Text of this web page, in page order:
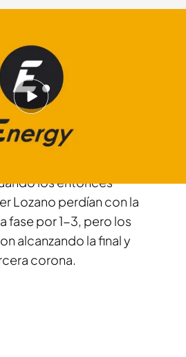
revés de España se produjo
los entonces
Lozano perdían con la
fase por 1-3, pero los
alcanzando la final y
corona.